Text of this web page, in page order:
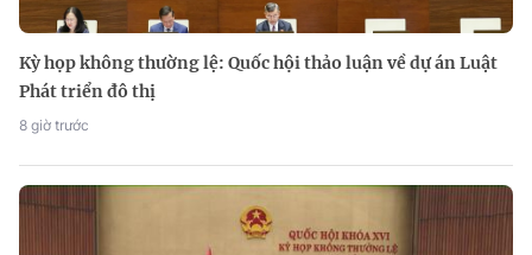
Kỳ họp không thường lệ: Quốc hội thảo luận về dự án Luật
Phát triển đô thị
8 giờ trước